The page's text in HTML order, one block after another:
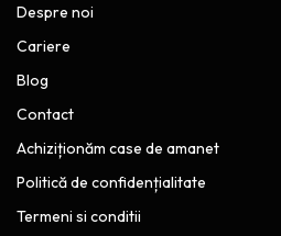
Despre noi
Cariere
Blog
Contact
Achiziționăm case de amanet
Politică de confidențialitate
Termeni si conditii